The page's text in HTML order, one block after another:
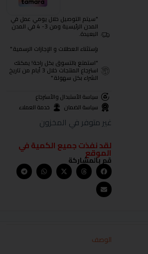
"سيتم التوصيل خلال يومي عمل في
المدن الرئيسية ومن 3- 4 في المدن
البعيدة.
بإستثناء العطلات و الإجازات الرسمية."
"استمتع بالتسوق بكل راحة! يمكنك
استرجاع المنتجات خلال 3 أيام من تاريخ
الشراء بكل سهولة."
سياسة الأستبدال والأسترجاع
سياسة الضمان
خدمة العملاء
غير متوفر في المخزون
لقد نفذت جميع الكمية في
الموقع
قم بالمشاركة
الوصف